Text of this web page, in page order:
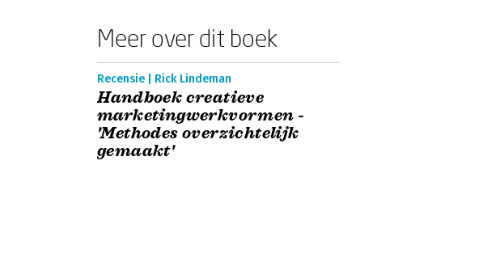
Meer over dit boek
Recensie | Rick Lindeman
Handboek creatieve
marketingwerkvormen -
'Methodes overzichtelijk
gemaakt'